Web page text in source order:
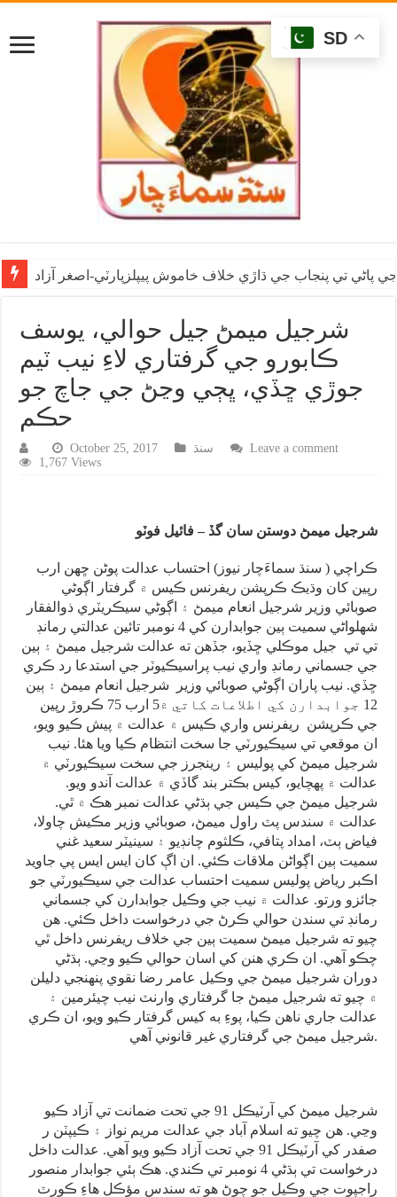
پاڻي تي پنجاب جي ڌاڙي خلاف خاموش پيپلزپارٽي-اصغر آزاد
شرجيل ميمڻ جيل حوالي، يوسف
ڪابورو جي گرفتاري لاءِ نيب ٽيم
جوڙي ڇڏي، ڀڄي وڃڻ جي جاچ جو
حڪم
October 25, 2017 سنڌ
Leave a comment
1,767 Views
شرجيل ميمڻ دوستن سان گڏ – فائيل فوٽو
ڪراچي ( سنڌ سماءَچار نيوز) احتساب عدالت پوڻن ڇهن ارب
رپين کان وڌيڪ ڪرپشن ريفرنس ڪيس ۾ گرفتار اڳوڻي
صوبائي وزير شرجيل انعام ميمڻ ۽ اڳوڻي سيڪريٽري ذوالفقار
شهلواڻي سميت ٻين جوابدارن کي 4 نومبر تائين عدالتي رمانڊ
تي تي جيل موڪلي ڇڏيو، جڏهن ته عدالت شرجيل ميمڻ ۽ ٻين
جي جسماني رمانڊ واري نيب پراسيڪيوٽر جي استدعا رد ڪري
ڇڏي. نيب پاران اڳوڻي صوبائي وزير شرجيل انعام ميمڻ ۽ ٻين
12 جوابدارن کي اطلاعات کاتي ۾5 ارب 75 ڪروڙ رپين
جي ڪرپشن ريفرنس واري ڪيس ۾ عدالت ۾ پيش ڪيو ويو،
ان موقعي تي سيڪيورٽي جا سخت انتظام ڪيا ويا هئا. نيب
شرجيل ميمڻ کي پوليس ۽ رينجرز جي سخت سيڪيورٽي ۾
عدالت ۾ پهچايو، کيس بڪتر بند گاڏي ۾ عدالت آندو ويو.
شرجيل ميمڻ جي ڪيس جي ٻڌڻي عدالت نمبر هڪ ۾ ٿي.
عدالت ۾ سندس پٽ راول ميمڻ، صوبائي وزير مڪيش چاولا،
فياض ٻٽ، امداد پتافي، ڪلثوم چانڊيو ۽ سينيٽر سعيد غني
سميت ٻين اڳواڻن ملاقات ڪئي. ان اڳ کان ايس ايس پي جاويد
اڪبر رياض پوليس سميت احتساب عدالت جي سيڪيورٽي جو
جائزو ورتو. عدالت ۾ نيب جي وڪيل جوابدارن کي جسماني
رمانڊ تي سندن حوالي ڪرڻ جي درخواست داخل ڪئي. هن
چيو ته شرجيل ميمڻ سميت ٻين جي خلاف ريفرنس داخل ٿي
چڪو آهي. ان ڪري هنن کي اسان حوالي ڪيو وڃي. ٻڌڻي
دوران شرجيل ميمڻ جي وڪيل عامر رضا نقوي پنهنجي دليلن
۾ چيو ته شرجيل ميمڻ جا گرفتاري وارنٽ نيب چيئرمين ۽
عدالت جاري ناهن ڪيا، پوءِ به کيس گرفتار ڪيو ويو، ان ڪري
شرجيل ميمڻ جي گرفتاري غير قانوني آهي.
شرجيل ميمڻ کي آرٽيڪل 91 جي تحت ضمانت تي آزاد ڪيو
وڃي. هن چيو ته اسلام آباد جي عدالت مريم نواز ۽ ڪيپٽن ر
صفدر کي آرٽيڪل 91 جي تحت آزاد ڪيو ويو آهي. عدالت داخل
درخواست تي ٻڌڻي 4 نومبر تي ڪندي. هڪ ٻئي جوابدار منصور
راجپوت جي وڪيل جو چوڻ هو ته سندس مؤڪل هاءِ ڪورٽ
SD